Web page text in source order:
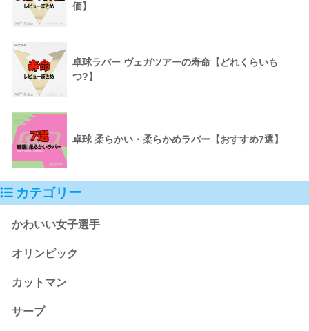
価】
卓球ラバー ヴェガツアーの寿命【どれくらいも
つ?】
卓球 柔らかい・柔らかめラバー【おすすめ7選】
カテゴリー
かわいい女子選手
オリンピック
カットマン
サーブ